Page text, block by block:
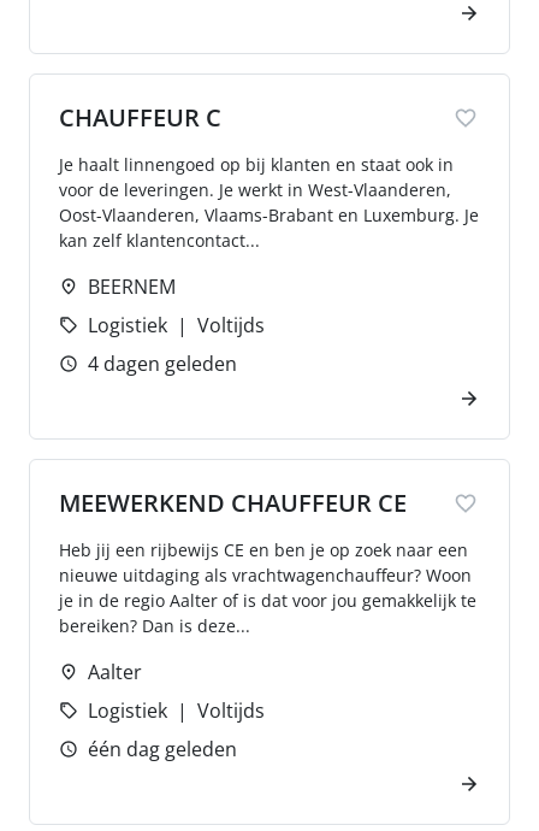
CHAUFFEUR C
Je haalt linnengoed op bij klanten en staat ook in
voor de leveringen. Je werkt in West-Vlaanderen,
Oost-Vlaanderen, Vlaams-Brabant en Luxemburg. Je
kan zelf klantencontact...
BEERNEM
Logistiek
Voltijds
4 dagen geleden
MEEWERKEND CHAUFFEUR CE
Heb jij een rijbewijs CE en ben je op zoek naar een
nieuwe uitdaging als vrachtwagenchauffeur? Woon
je in de regio Aalter of is dat voor jou gemakkelijk te
bereiken? Dan is deze...
Aalter
Logistiek
Voltijds
één dag geleden